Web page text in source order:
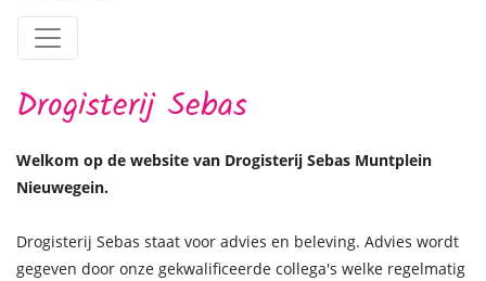
Drogisterij Sebas
Welkom op de website van Drogisterij Sebas Muntplein
Nieuwegein.
Drogisterij Sebas staat voor advies en beleving. Advies wordt
gegeven door onze gekwalificeerde collega's welke regelmatig